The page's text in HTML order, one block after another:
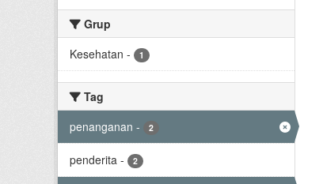
Grup
Kesehatan - 1
Tag
penanganan - 2
penderita - 2